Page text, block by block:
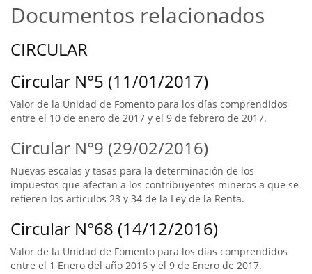
Documentos relacionados
CIRCULAR
Circular N°5 (11/01/2017)
Valor de la Unidad de Fomento para los días comprendidos
entre el 10 de enero de 2017 y el 9 de febrero de 2017.
Circular N°9 (29/02/2016)
Nuevas escalas y tasas para la determinación de los
impuestos que afectan a los contribuyentes mineros a que se
refieren los artículos 23 y 34 de la Ley de la Renta.
Circular N°68 (14/12/2016)
Valor de la Unidad de Fomento para los días comprendidos
entre el 1 Enero del año 2016 y el 9 de Enero de 2017.